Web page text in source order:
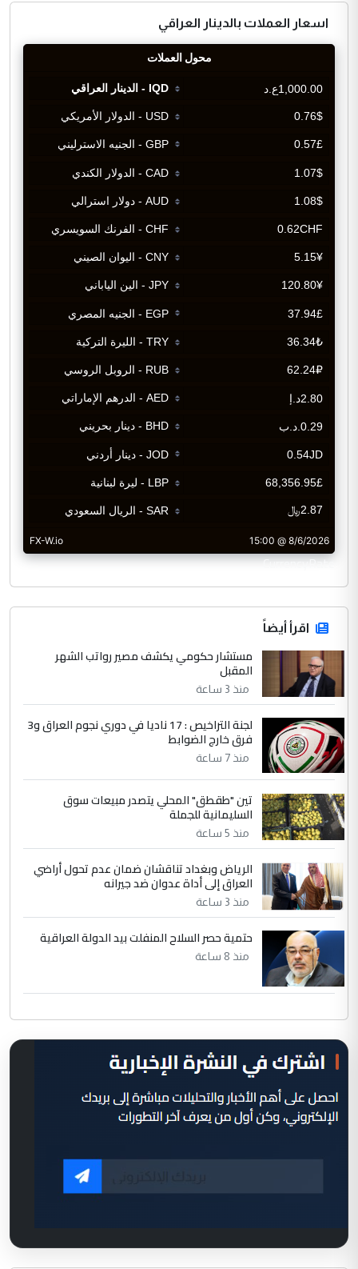
اسعار العملات بالدينار العراقي
CurrencyRate
اقرأ أيضاً
مستشار حكومي يكشف مصير رواتب الشهر
المقبل
منذ 3 ساعة
لجنة التراخيص : 17 ناديا في دوري نجوم العراق و3
فرق خارج الضوابط
منذ 7 ساعة
تين "طقطق" المحلي يتصدر مبيعات سوق
السليمانية للجملة
منذ 5 ساعة
الرياض وبغداد تناقشان ضمان عدم تحول أراضي
العراق إلى أداة عدوان ضد جيرانه
منذ 3 ساعة
حتمية حصر السلاح المنفلت بيد الدولة العراقية
منذ 8 ساعة